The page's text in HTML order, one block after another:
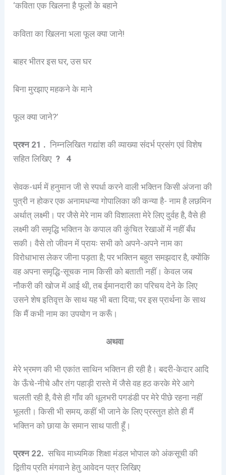
‘कविता एक खिलना है फूलों के बहाने
कविता का खिलना भला फूल क्या जाने!
बाहर भीतर इस घर, उस घर
बिना मुरझाए महकने के माने
फूल क्या जाने?’
प्रश्न 21 .निम्नलिखित गद्यांश की व्याख्या संदर्भ प्रसंग एवं विशेष
सहित लिखिए? 4
सेवक-धर्म में हनुमान जी से स्पर्धा करने वाली भक्तिन किसी अंजना की
पुत्री न होकर एक अनामधन्या गोपालिका की कन्या है- नाम है लछमिन
अर्थात् लक्ष्मी। पर जैसे मेरे नाम की विशालता मेरे लिए दुर्वह है, वैसे ही
लक्ष्मी की समृद्धि भक्तिन के कपाल की कुंचित रेखाओं में नहीं बँध
सकी। वैसे तो जीवन में प्रायः सभी को अपने-अपने नाम का
विरोधाभास लेकर जीना पड़ता है; पर भक्तिन बहुत समझदार है, क्योंकि
वह अपना समृद्धि-सूचक नाम किसी को बताती नहीं। केवल जब
नौकरी की खोज में आई थी, तब ईमानदारी का परिचय देने के लिए
उसने शेष इतिवृत्त के साथ यह भी बता दिया; पर इस प्रार्थना के साथ
कि मैं कभी नाम का उपयोग न करूँ।
अथवा
मेरे भ्रमण की भी एकांत साथिन भक्तिन ही रही है। बदरी-केदार आदि
के ऊँचे-नीचे और तंग पहाड़ी रास्ते में जैसे वह हठ करके मेरे आगे
चलती रही है, वैसे ही गाँव की धूलभरी पगडंडी पर मेरे पीछे रहना नहीं
भूलती। किसी भी समय, कहीं भी जाने के लिए प्रस्तुत होते ही मैं
भक्तिन को छाया के समान साथ पाती हूँ।
प्रश्न 22.सचिव माध्यमिक शिक्षा मंडल भोपाल को अंकसूची की
द्वितीय प्रति मंगवाने हेतु आवेदन पत्र लिखिए